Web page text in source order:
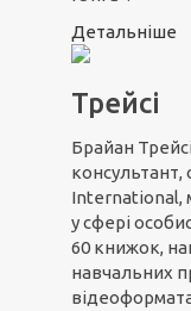
Детальніше
Трейсі
Брайан
консультант,
International,
у сфері
60 книжок,
навчальних